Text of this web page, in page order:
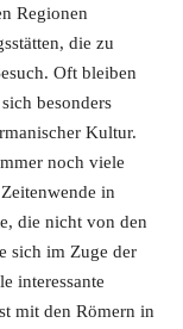
Regionen
die zu
Oft bleiben
besonders
Kultur.
noch viele
in
die nicht von den
sich im Zuge der
interessante
mit den Römern in